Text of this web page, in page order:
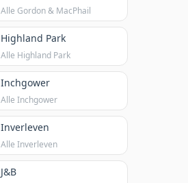
Alle Gordon & MacPhail
Highland Park
Alle Highland Park
Inchgower
Alle Inchgower
Inverleven
Alle Inverleven
J&B